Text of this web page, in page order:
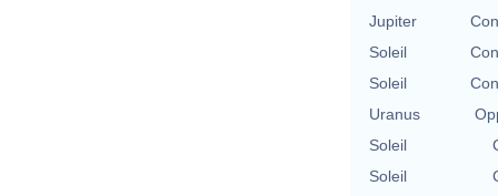
Jupiter
Soleil
Soleil
Uranus
Soleil
Soleil